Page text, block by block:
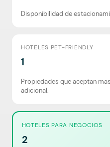
Disponibilidad de
HOTELES PET-FRIENDLY
1
Propiedades que aceptan
adicional.
HOTELES PARA NEGOCIOS
2